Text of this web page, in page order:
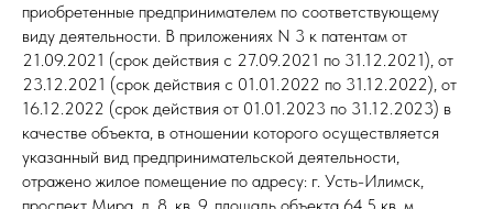
приобретенные предпринимателем по соответствующему
виду деятельности. В приложениях N 3 к патентам от
21.09.2021 (срок действия с 27.09.2021 по 31.12.2021), от
23.12.2021 (срок действия с 01.01.2022 по 31.12.2022), от
16.12.2022 (срок действия от 01.01.2023 по 31.12.2023) в
качестве объекта, в отношении которого осуществляется
указанный вид предпринимательской деятельности,
отражено жилое помещение по адресу: г. Усть-Илимск,